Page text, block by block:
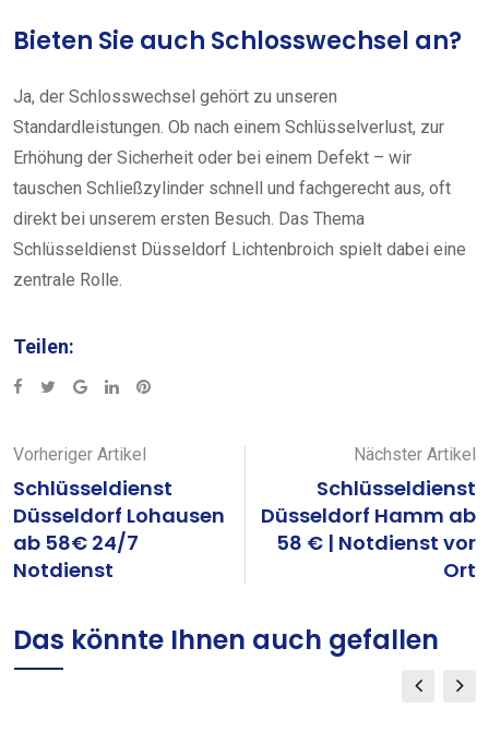
Bieten Sie auch Schlosswechsel an?
Ja, der Schlosswechsel gehört zu unseren
Standardleistungen. Ob nach einem Schlüsselverlust, zur
Erhöhung der Sicherheit oder bei einem Defekt – wir
tauschen Schließzylinder schnell und fachgerecht aus, oft
direkt bei unserem ersten Besuch. Das Thema
Schlüsseldienst Düsseldorf Lichtenbroich spielt dabei eine
zentrale Rolle.
Teilen:
Google+LinkedInPinterest
Vorheriger Artikel
Schlüsseldienst
Düsseldorf Lohausen
ab 58€ 24/7
Notdienst
Nächster Artikel
Schlüsseldienst
Düsseldorf Hamm ab
58 € | Notdienst vor
Ort
Das könnte Ihnen auch gefallen